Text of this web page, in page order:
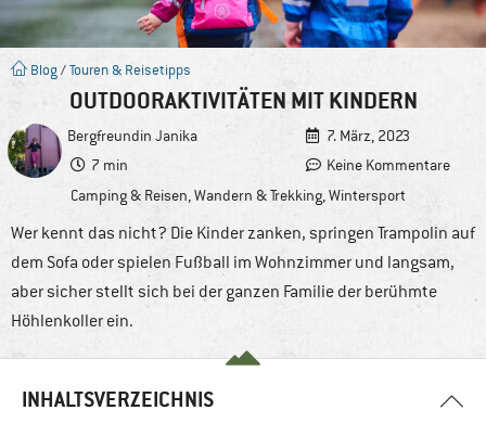
Blog /Touren & Reisetipps
OUTDOORAKTIVITÄTEN MIT KINDERN
Bergfreundin Janika
7. März, 2023
7 min
Keine Kommentare
Camping & Reisen,Wandern & Trekking,Wintersport
Wer kennt das nicht? Die Kinder zanken, springen Trampolin auf
dem Sofa oder spielen Fußball im Wohnzimmer und langsam,
aber sicher stellt sich bei der ganzen Familie der berühmte
Höhlenkoller ein.
INHALTSVERZEICHNIS